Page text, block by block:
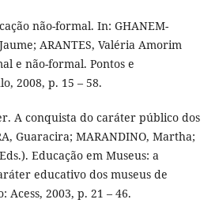
não-formal. In: GHANEM-
ARANTES, Valéria Amorim
e não-formal. Pontos e
2008, p. 15 – 58.
A conquista do caráter público dos
Guaracira; MARANDINO, Martha;
Educação em Museus: a
educativo dos museus de
Acess, 2003, p. 21 – 46.